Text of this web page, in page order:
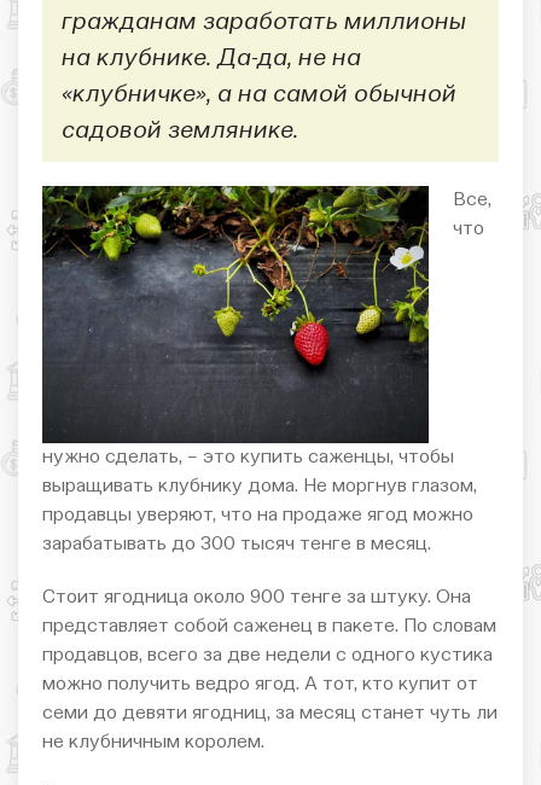
гражданам заработать миллионы
на клубнике. Да-да, не на
«клубничке», а на самой обычной
садовой землянике.
Все,
что
нужно сделать, – это купить саженцы, чтобы
выращивать клубнику дома. Не моргнув глазом,
продавцы уверяют, что на продаже ягод можно
зарабатывать до 300 тысяч тенге в месяц.
Стоит ягодница около 900 тенге за штуку. Она
представляет собой саженец в пакете. По словам
продавцов, всего за две недели с одного кустика
можно получить ведро ягод. А тот, кто купит от
семи до девяти ягодниц, за месяц станет чуть ли
не клубничным королем.